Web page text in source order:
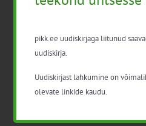
kuvandile ja nõustaja
taimekaitsetöödel
Mida näitavad
pikk.ee uudiskirjaga liitunud
uudiskirja.
Uudiskirjast lahkumine on
olevate linkide kaudu.